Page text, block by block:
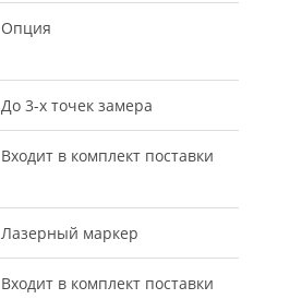
Опция
До 3-х точек замера
Входит в комплект поставки
Лазерный маркер
Входит в комплект поставки